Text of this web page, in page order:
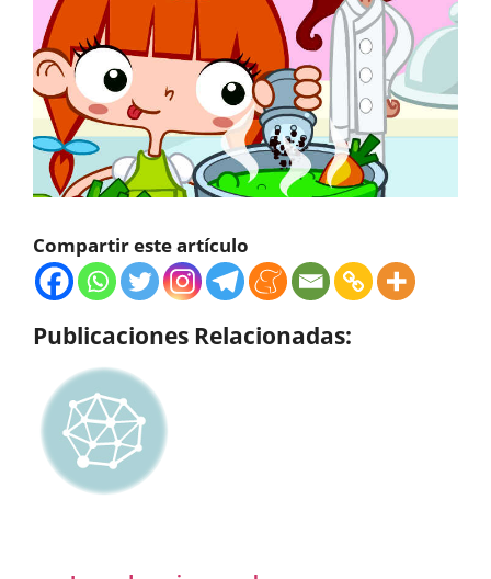
Compartir este artículo
Publicaciones Relacionadas: